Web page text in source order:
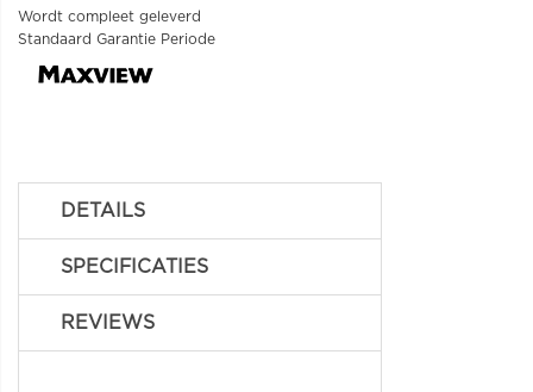
Wordt compleet geleverd
Standaard Garantie Periode
DETAILS
SPECIFICATIES
REVIEWS